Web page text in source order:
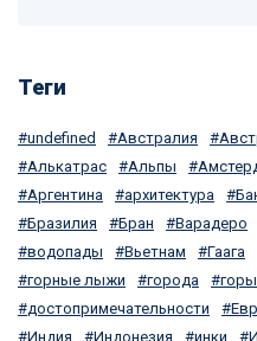
Теги
undefined Австралия
Алькатрас
Альпы
Аргентина
архитектура
Бразилия
Бран Варадеро
водопады
Вьетнам Гаага
горные лыжи
города горы
достопримечательности
Индия
Индонезия инки